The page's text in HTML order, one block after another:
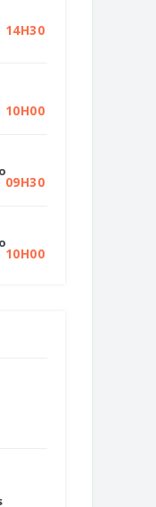
14H30
10H00
09H30
10H00